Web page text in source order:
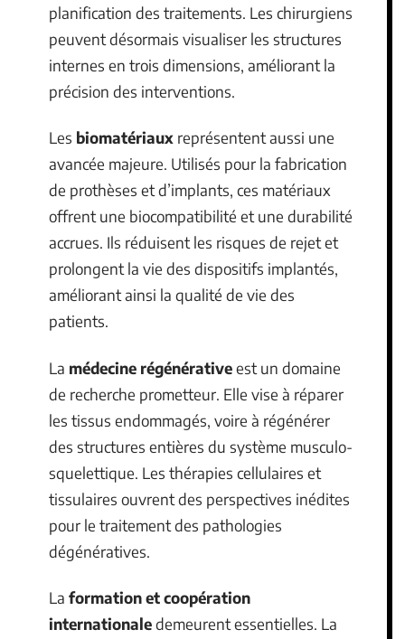
planification des traitements. Les chirurgiens
peuvent désormais visualiser les structures
internes en trois dimensions, améliorant la
précision des interventions.
Les biomatériaux représentent aussi une
avancée majeure. Utilisés pour la fabrication
de prothèses et d’implants, ces matériaux
offrent une biocompatibilité et une durabilité
accrues. Ils réduisent les risques de rejet et
prolongent la vie des dispositifs implantés,
améliorant ainsi la qualité de vie des
patients.
La médecine régénérativeest un domaine
de recherche prometteur. Elle vise à réparer
les tissus endommagés, voire à régénérer
des structures entières du système musculo-
squelettique. Les thérapies cellulaires et
tissulaires ouvrent des perspectives inédites
pour le traitement des pathologies
dégénératives.
La formation et coopération
internationaledemeurent essentielles. La